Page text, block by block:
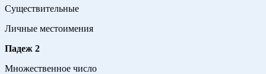
Существительные
Личные местоимения
Падеж 2
Множественное число